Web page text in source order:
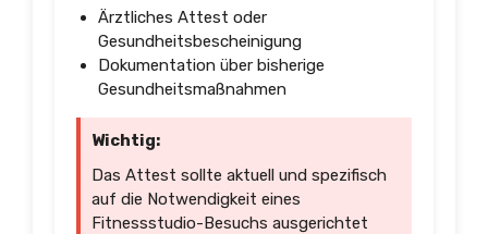
Ärztliches Attest oder
Gesundheitsbescheinigung
Dokumentation über bisherige
Gesundheitsmaßnahmen
Wichtig:
Das Attest sollte aktuell und spezifisch
auf die Notwendigkeit eines
Fitnessstudio-Besuchs ausgerichtet